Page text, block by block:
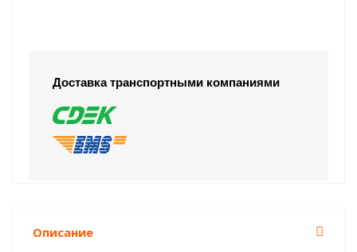
Доставка транспортными компаниями
Описание